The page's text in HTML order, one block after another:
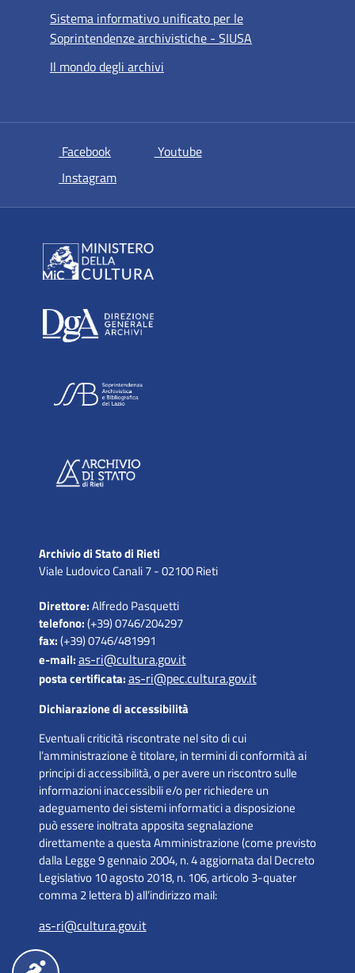
Sistema informativo unificato per le
Soprintendenze archivistiche - SIUSA
Il mondo degli archivi
Facebook si apre in una nuova scheda
Youtubesi apre in una nuova scheda
Instagramsi apre in una nuova scheda
Archivio di Stato di Rieti
Viale Ludovico Canali 7 - 02100 Rieti
Direttore:Alfredo Pasquetti
telefono:(+39) 0746/204297
fax:(+39) 0746/481991
e-mail:as-ri@cultura.gov.it
posta certificata:as-ri@pec.cultura.gov.it
Dichiarazione di accessibilità
Eventuali criticità riscontrate nel sito di cui
l’amministrazione è titolare, in termini di conformità ai
principi di accessibilità, o per avere un riscontro sulle
informazioni inaccessibili e/o per richiedere un
adeguamento dei sistemi informatici a disposizione
può essere inoltrata apposita segnalazione
direttamente a questa Amministrazione (come previsto
dalla Legge 9 gennaio 2004, n. 4 aggiornata dal Decreto
Legislativo 10 agosto 2018, n. 106, articolo 3-quater
comma 2 lettera b) all’indirizzo mail:
as-ri@cultura.gov.it